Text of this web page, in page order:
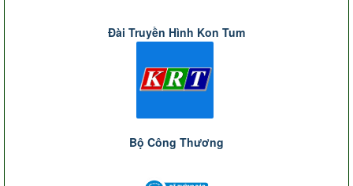
Đài Truyền Hình Kon Tum
Bộ Công Thương